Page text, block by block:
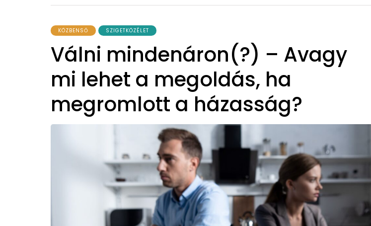
KÖZBENSŐ SZIGETKÖZÉLET
Válni mindenáron(?) – Avagy
mi lehet a megoldás, ha
megromlott a házasság?